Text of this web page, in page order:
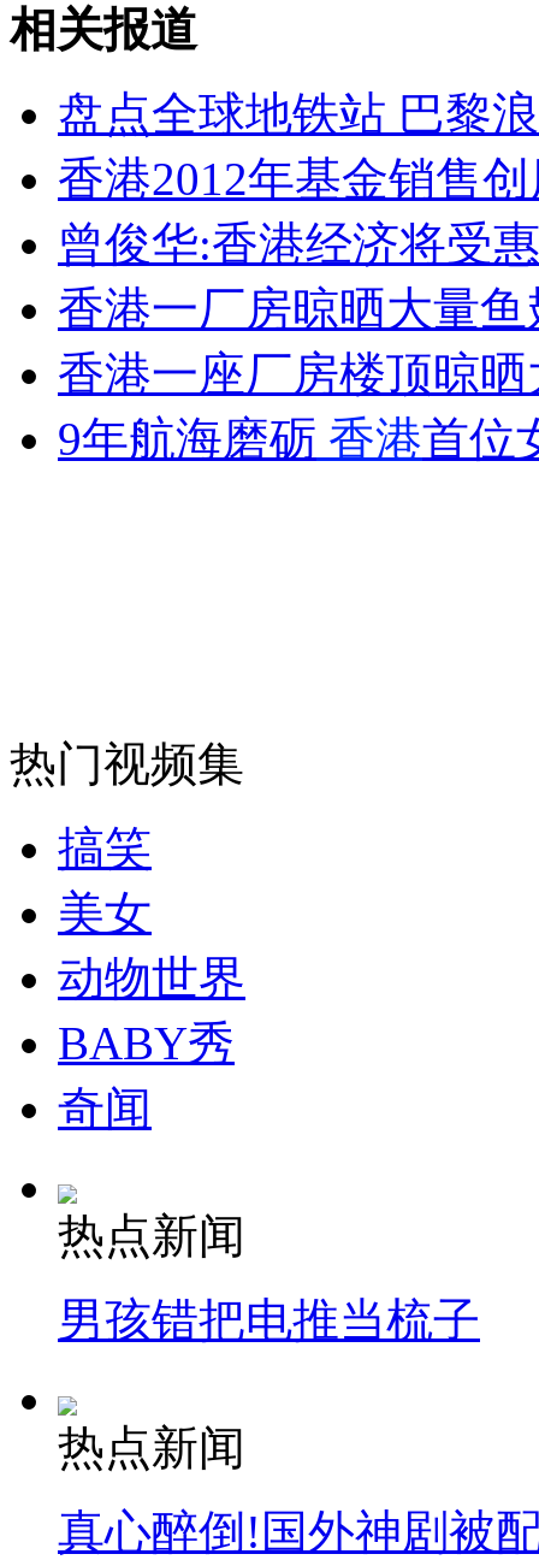
纽约上演“枕头大战”
司机酒驾遇交警 急速倒车逃窜
相关报道
盘点全球地铁站 巴黎
香港2012年基金销售
曾俊华:香港经济将受
香港一厂房晾晒大量
香港一座厂房楼顶晾
9年航海磨砺 香港首位
热门视频集
搞笑
美女
动物世界
BABY秀
奇闻
热点新闻
男孩错把电推当梳子
热点新闻
真心醉倒!国外神剧被